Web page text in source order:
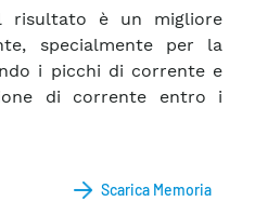
risultato è un migliore
specialmente per la
i picchi di corrente e
di corrente entro i
Scarica Memoria